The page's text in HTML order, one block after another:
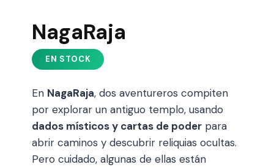
NagaRaja
En NagaRaja, dos aventureros compiten
por explorar un antiguo templo, usando
dados místicos y cartas de poder para
abrir caminos y descubrir reliquias ocultas.
Pero cuidado, algunas de ellas están